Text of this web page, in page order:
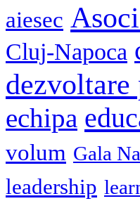
aiesec
Cluj-Napoca
dezvoltare
echipa
volum Gala
leadership